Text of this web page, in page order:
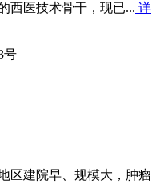
西医技术骨干，现已... 详
号
区建院早、规模大，肿瘤